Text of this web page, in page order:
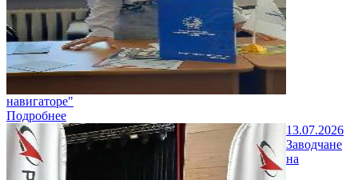
навигаторе"
Подробнее
13.07.2026
Заводчане
на